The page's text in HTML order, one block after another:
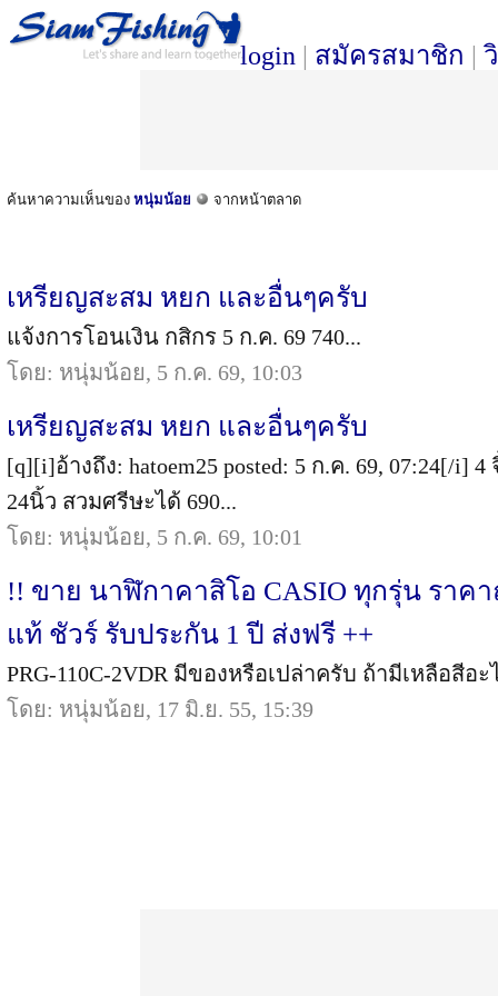
login | สมัครสมาชิก |
ค้นหาความเห็นของ หนุ่มน้อย จากหน้าตลาด
เหรียญสะสม หยก และอื่นๆครับ
แจ้งการโอนเงิน กสิกร 5 ก.ค. 69 740...
โดย: หนุ่มน้อย, 5 ก.ค. 69, 10:03
เหรียญสะสม หยก และอื่นๆครับ
[q][i]อ้างถึง: hatoem25 posted: 5 ก.ค. 69, 07:24[/i]
24นิ้ว สวมศรีษะได้ 690...
โดย: หนุ่มน้อย, 5 ก.ค. 69, 10:01
!! ขาย นาฬิกาคาสิโอ CASIO ทุกรุ่น ราค
แท้ ชัวร์ รับประกัน 1 ปี ส่งฟรี ++
PRG-110C-2VDR มีของหรือเปล่าครับ ถ้ามีเหลือสีอะ
โดย: หนุ่มน้อย, 17 มิ.ย. 55, 15:39